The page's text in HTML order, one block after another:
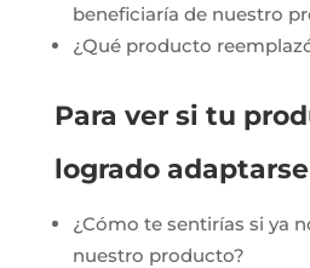
beneficiaría de nuestro
¿Qué producto
Para ver si tu
logrado
¿Cómo te sentirías si ya
nuestro producto?